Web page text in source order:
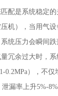
配是系统稳定
机），当用气
统压力会瞬间
冗余过大时，
0.2MPa），不
泄漏率上升5%-